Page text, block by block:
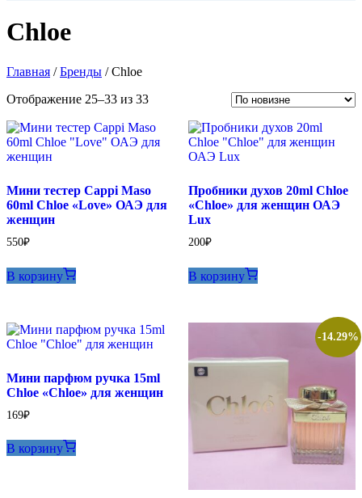
Chloe
Главная /Бренды / Chloe
Отображение 25–33 из 33Сортировка:
недавние
Мини тестер Cappi Maso
60ml Chloe «Love» ОАЭ для
женщин
550₽
В корзину
Пробники духов 20ml Chloe
«Chloe» для женщин ОАЭ
Lux
200₽
В корзину
Мини парфюм ручка 15ml
Chloe «Chloe» для женщин
169₽
В корзину
-14.29%